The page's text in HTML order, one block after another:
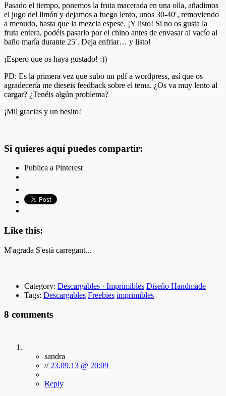
Pasado el tiempo, ponemos la fruta macerada en una olla, añadimos
el jugo del limón y dejamos a fuego lento, unos 30-40′, removiendo
a menudo, hasta que la mezcla espese. ¡Y listo! Si no os gusta la
fruta entera, podéis pasarlo por el chino antes de envasar al vacío al
baño maría durante 25′. Deja enfriar… y listo!
¡Espero que os haya gustado! :))
PD: Es la primera vez que subo un pdf a wordpress, así que os
agradecería me dieseis feedback sobre el tema. ¿Os va muy lento al
cargar? ¿Tenéis algún problema?
¡Mil gracias y un besito!
Si quieres aquí puedes compartir:
Publica a Pinterest
Like this:
M'agrada S'està carregant...
Category: Descargables · Imprimibles Diseño Handmade
Tags: Descargables Freebies imprimibles
8 comments
sandra
// 23.09.13 @ 20:09
Reply